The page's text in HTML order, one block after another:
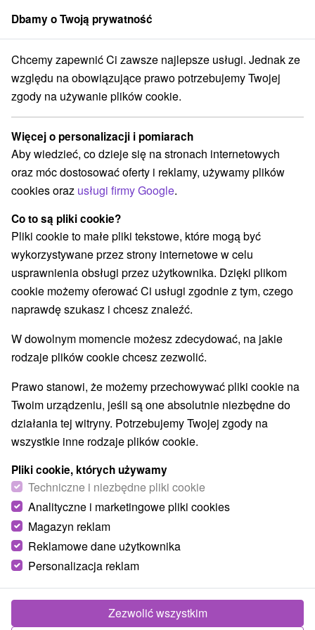
członek grupySorger
Stredné Slovensko Banskobystrický kraj Kokava nad Rimavicou
Chaty na prenájom Kokava nad
Rimavicou
Kategorie
Wszystkie kategorie
Chaty na prenájom
Drevenice(1) Penzióny
Wybierz lokalizację lub datę
WSZYSTKO NAJTAŃSZE NAJDROŻSZE NA
M&M Chata Kokava Línia Kokava nad
Rimavicou
Dbamy o Twoją prywatność
Chcemy zapewnić Ci zawsze najlepsze usługi. Jednak ze
względu na obowiązujące prawo potrzebujemy Twojej
zgody na używanie plików cookie.
Więcej o personalizacji i pomiarach
Aby wiedzieć, co dzieje się na stronach internetowych
oraz móc dostosować oferty i reklamy, używamy plików
cookies oraz usługi firmy Google.
Co to są pliki cookie?
Pliki cookie to małe pliki tekstowe, które mogą być
wykorzystywane przez strony internetowe w celu
usprawnienia obsługi przez użytkownika. Dzięki plikom
cookie możemy oferować Ci usługi zgodnie z tym, czego
naprawdę szukasz i chcesz znaleźć.
W dowolnym momencie możesz zdecydować, na jakie
rodzaje plików cookie chcesz zezwolić.
Prawo stanowi, że możemy przechowywać pliki cookie na
Twoim urządzeniu, jeśli są one absolutnie niezbędne do
działania tej witryny. Potrzebujemy Twojej zgody na
wszystkie inne rodzaje plików cookie.
Pliki cookie, których używamy
Techniczne i niezbędne pliki cookie
Analityczne i marketingowe pliki cookies
Magazyn reklam
Reklamowe dane użytkownika
Personalizacja reklam
Zezwolić wszystkim